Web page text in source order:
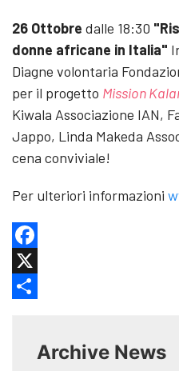
26 Ottobre dalle 18:30
donne africane in Italia"
Diagne volontaria
per il progetto Mission
Kiwala Associazione IAN,
Jappo, Linda Makeda
cena conviviale!
Per ulteriori informazioni
Facebook
X
Archive News